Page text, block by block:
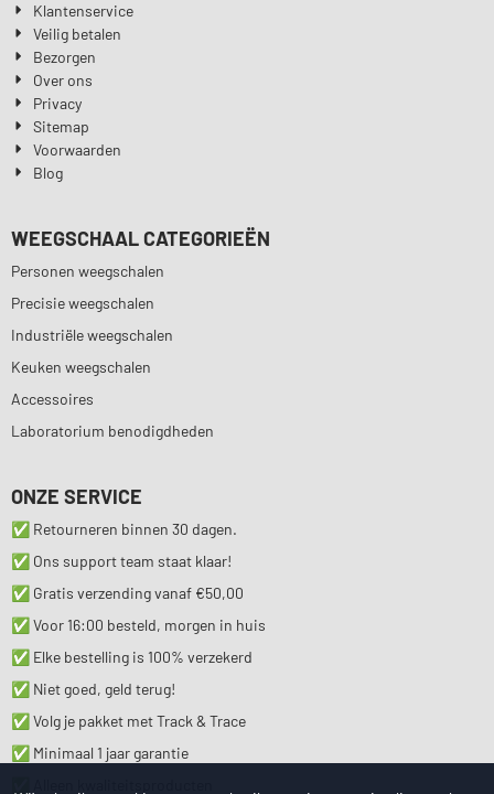
Klantenservice
Veilig betalen
Bezorgen
Over ons
Privacy
Sitemap
Voorwaarden
Blog
WEEGSCHAAL CATEGORIEËN
Personen weegschalen
Precisie weegschalen
Industriële weegschalen
Keuken weegschalen
Accessoires
Laboratorium benodigdheden
ONZE SERVICE
✅ Retourneren binnen 30 dagen.
✅ Ons support team staat klaar!
✅ Gratis verzending vanaf €50,00
✅ Voor 16:00 besteld, morgen in huis
✅ Elke bestelling is 100% verzekerd
✅ Niet goed, geld terug!
✅ Volg je pakket met Track & Trace
✅ Minimaal 1 jaar garantie